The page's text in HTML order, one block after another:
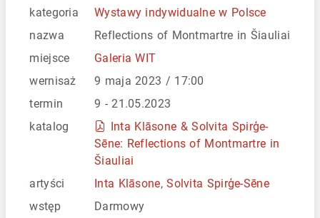
kategoria
Wystawy indywidualne w Polsce
nazwa
Reflections of Montmartre in Šiauliai
miejsce
Galeria WIT
wernisaż
9 maja 2023 / 17:00
termin
9 - 21.05.2023
katalog
Inta Klāsone & Solvita Spirģe-
Sēne: Reflections of Montmartre in
Šiauliai
artyści
Inta Klāsone,Solvita Spirģe-Sēne
wstęp
Darmowy